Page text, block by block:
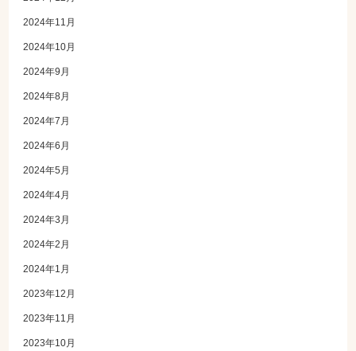
2024年11月
2024年10月
2024年9月
2024年8月
2024年7月
2024年6月
2024年5月
2024年4月
2024年3月
2024年2月
2024年1月
2023年12月
2023年11月
2023年10月